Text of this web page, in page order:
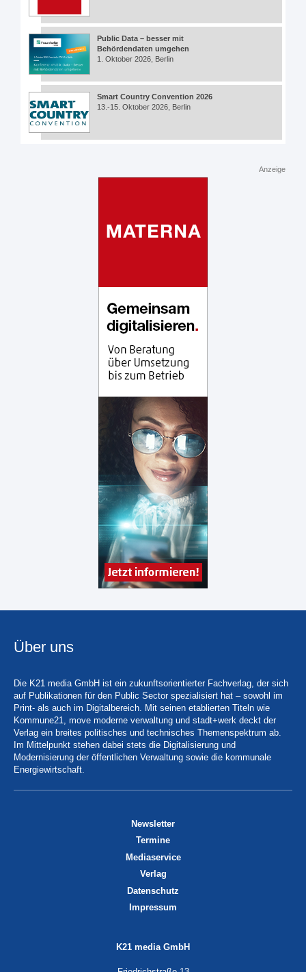
Public Data – besser mit
Behördendaten umgehen
1. Oktober 2026, Berlin
Smart Country Convention 2026
13.-15. Oktober 2026, Berlin
Anzeige
Über uns
Die K21 media GmbH ist ein zukunftsorientierter Fachverlag, der sich
auf Publikationen für den Public Sector spezialisiert hat – sowohl im
Print- als auch im Digitalbereich. Mit seinen etablierten Titeln wie
Kommune21, move moderne verwaltung und stadt+werk deckt der
Verlag ein breites politisches und technisches Themenspektrum ab.
Im Mittelpunkt stehen dabei stets die Digitalisierung und
Modernisierung der öffentlichen Verwaltung sowie die kommunale
Energiewirtschaft.
Newsletter
Termine
Mediaservice
Verlag
Datenschutz
Impressum
K21 media GmbH